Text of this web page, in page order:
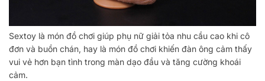
Sextoy là món đồ chơi giúp phụ nữ giải tỏa nhu cầu cao khi cô
đơn và buồn chán, hay là món đồ chơi khiến đàn ông cảm thấy
vui vẻ hơn bạn tình trong màn dạo đầu và tăng cường khoái
cảm.